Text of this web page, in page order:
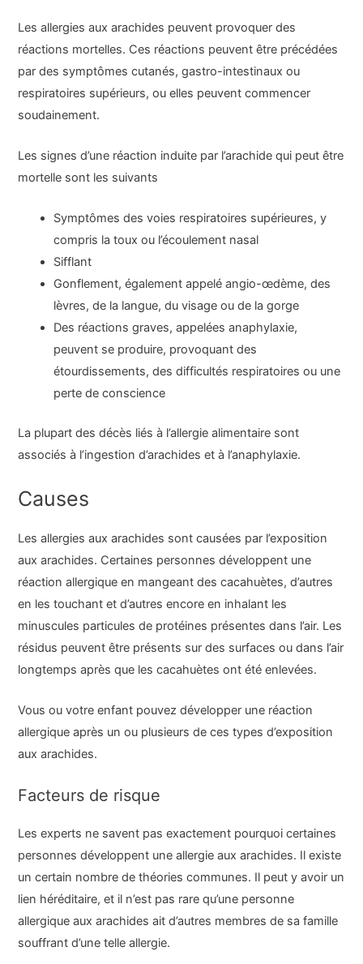
Les allergies aux arachides peuvent provoquer des
réactions mortelles. Ces réactions peuvent être précédées
par des symptômes cutanés, gastro-intestinaux ou
respiratoires supérieurs, ou elles peuvent commencer
soudainement.
Les signes d’une réaction induite par l’arachide qui peut être
mortelle sont les suivants
Symptômes des voies respiratoires supérieures, y
compris la toux ou l’écoulement nasal
Sifflant
Gonflement, également appelé angio-œdème, des
lèvres, de la langue, du visage ou de la gorge
Des réactions graves, appelées anaphylaxie,
peuvent se produire, provoquant des
étourdissements, des difficultés respiratoires ou une
perte de conscience
La plupart des décès liés à l’allergie alimentaire sont
associés à l’ingestion d’arachides et à l’anaphylaxie.
Causes
Les allergies aux arachides sont causées par l’exposition
aux arachides. Certaines personnes développent une
réaction allergique en mangeant des cacahuètes, d’autres
en les touchant et d’autres encore en inhalant les
minuscules particules de protéines présentes dans l’air. Les
résidus peuvent être présents sur des surfaces ou dans l’air
longtemps après que les cacahuètes ont été enlevées.
Vous ou votre enfant pouvez développer une réaction
allergique après un ou plusieurs de ces types d’exposition
aux arachides.
Facteurs de risque
Les experts ne savent pas exactement pourquoi certaines
personnes développent une allergie aux arachides. Il existe
un certain nombre de théories communes. Il peut y avoir un
lien héréditaire, et il n’est pas rare qu’une personne
allergique aux arachides ait d’autres membres de sa famille
souffrant d’une telle allergie.